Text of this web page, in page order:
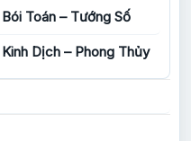
Bói Toán – Tướng Số
Kinh Dịch – Phong Thủy